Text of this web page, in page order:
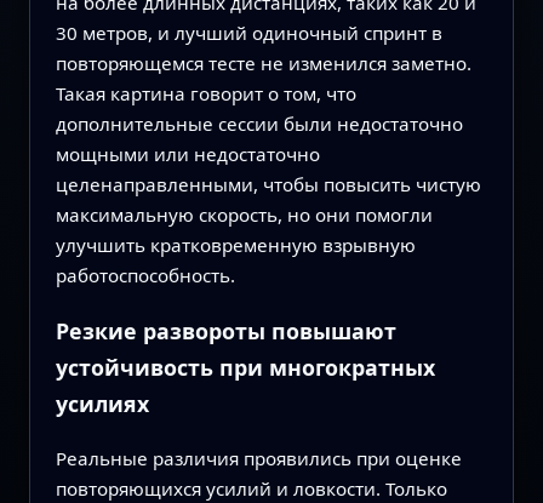
30 метров, и лучший одиночный спринт в
повторяющемся тесте не изменился заметно.
Такая картина говорит о том, что
дополнительные сессии были недостаточно
мощными или недостаточно
целенаправленными, чтобы повысить чистую
максимальную скорость, но они помогли
улучшить кратковременную взрывную
работоспособность.
Резкие развороты повышают
устойчивость при многократных
усилиях
Реальные различия проявились при оценке
повторяющихся усилий и ловкости. Только